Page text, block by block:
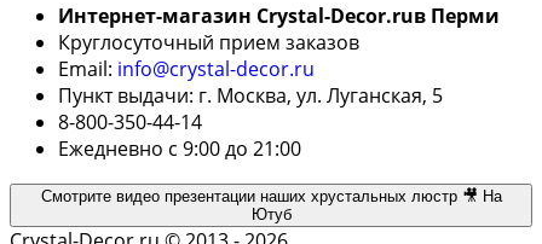
Интернет-магазин Crystal-Decor.ruв Перми
Круглосуточный прием заказов
Email: info@crystal-decor.ru
Пункт выдачи: г. Москва, ул. Луганская, 5
8-800-350-44-14
Ежедневно с 9:00 до 21:00
Смотрите видео презентации наших хрустальных люстр 🎥 На
Ютуб